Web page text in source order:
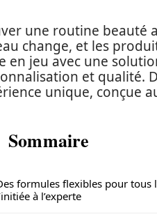
une routine beauté
change, et les
en jeu avec une
et qualité.
unique, conçue
Sommaire
formules flexibles pour tous
à l’experte